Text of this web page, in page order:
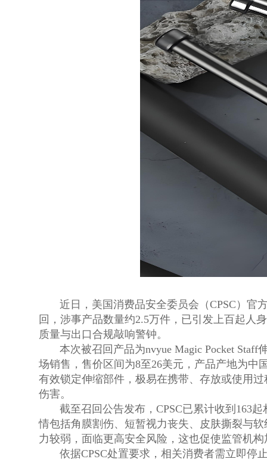
近日，美国消费品安全委员会（CPSC）官
回，涉事产品数量约2.5万件，已引发上百起人
质量与出口合规敲响警钟。
本次被召回产品为nvyue Magic Pocket Staff
场销售，售价区间为8至26美元，产品产地为中
有效锁定伸缩部件，极易在携带、存放或使用
伤害。
截至召回公告发布，CPSC已累计收到163起
情包括角膜割伤、短暂视力丧失、皮肤撕裂与
力较弱，面临更高安全风险，这也促使监管机
依据CPSC处置要求，相关消费者需立即停止